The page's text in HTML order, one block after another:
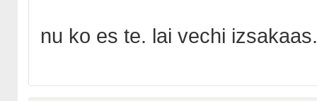
nu ko es te. lai vechi